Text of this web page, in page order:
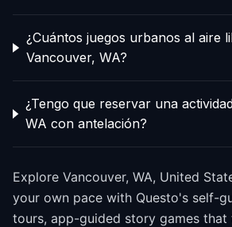
¿Cuántos juegos urbanos al aire
Vancouver, WA?
¿Tengo que reservar una
WA con antelación?
Explore Vancouver, WA, United
your own pace with Questo's self-
tours, app-guided story games